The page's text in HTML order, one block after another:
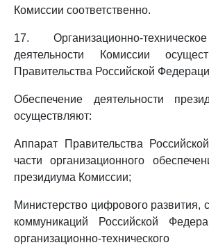
Комиссии соответственно.
17. Организационно-
деятельности Комиссии
Правительства Российской
Обеспечение деятельности
осуществляют:
Аппарат Правительства
части организационного
президиума Комиссии;
Министерство цифрового развития,
коммуникаций Российской
организационно-